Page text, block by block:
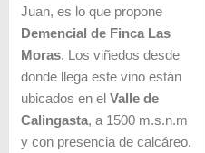
Juan, es lo que propone
Demencial de Finca Las
Moras. Los viñedos desde
donde llega este vino están
ubicados en el Valle de
Calingasta, a 1500 m.s.n.m
y con presencia de calcáreo.